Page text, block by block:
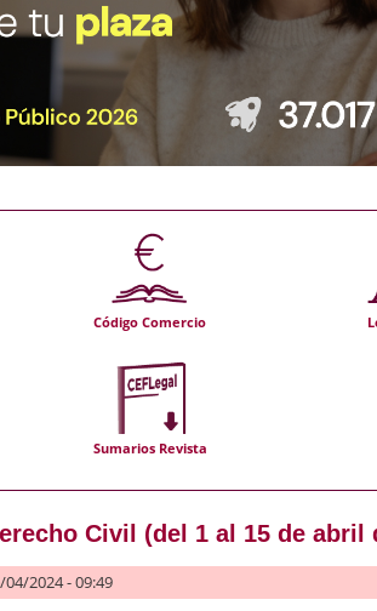
Código Comercio
Sumarios Revista
Civil (del 1 al 15 de abril
2024 - 09:49